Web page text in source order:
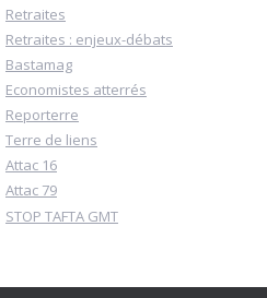
Retraites
Retraites : enjeux-débats
Bastamag
Economistes atterrés
Reporterre
Terre de liens
Attac 16
Attac 79
STOP TAFTA GMT